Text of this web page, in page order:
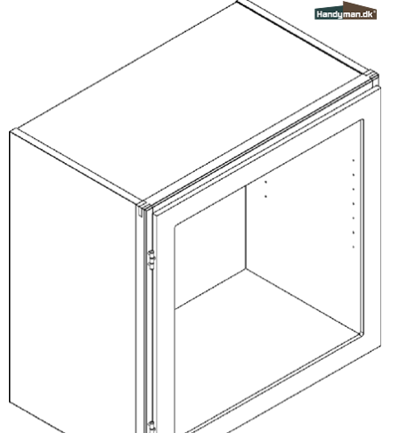
Om Værktøj
GLARMESTER
Udskiftning Og Montage
Om Materialer
Skadedyr